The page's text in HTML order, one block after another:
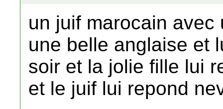
un juif marocain
une belle anglaise et
soir et la jolie fille lui
et le juif lui repond